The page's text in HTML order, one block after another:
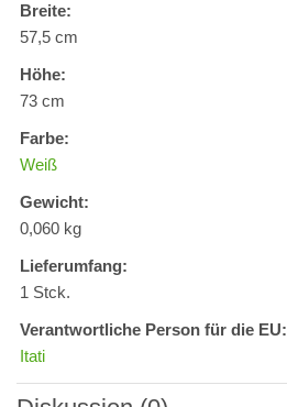
Breite:
57,5 cm
Höhe:
73 cm
Farbe:
Weiß
Gewicht:
0,060 kg
Lieferumfang:
1 Stck.
Verantwortliche Person für die EU:
Itati